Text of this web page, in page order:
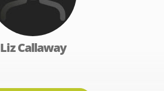
Liz Callaway